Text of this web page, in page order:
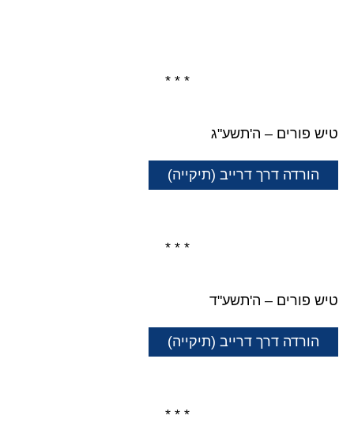
* * *
טיש פורים – ה'תשע"ג
הורדה דרך דרייב (תיקייה)
* * *
טיש פורים – ה'תשע"ד
הורדה דרך דרייב (תיקייה)
* * *